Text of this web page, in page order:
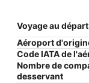
4,450672
Latitude :
51,18916
Voyage au
Aéroport
Code IATA de
Nombre de
desservant